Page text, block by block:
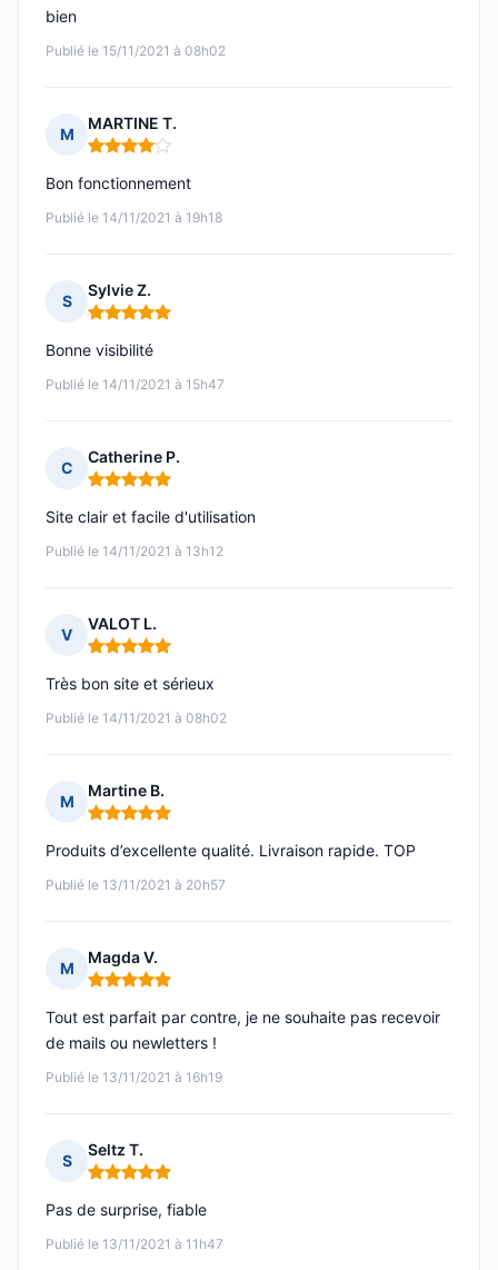
Publié le 15/11/2021 à 08h02
bien
M
MARTINE T.
Note : 4 sur 5
Publié le 14/11/2021 à 19h18
Bon fonctionnement
S
Sylvie Z.
Note : 5 sur 5
Publié le 14/11/2021 à 15h47
Bonne visibilité
C
Catherine P.
Note : 5 sur 5
Publié le 14/11/2021 à 13h12
Site clair et facile d'utilisation
V
VALOT L.
Note : 5 sur 5
Publié le 14/11/2021 à 08h02
Très bon site et sérieux
M
Martine B.
Note : 5 sur 5
Publié le 13/11/2021 à 20h57
Produits d’excellente qualité. Livraison rapide. TOP
M
Magda V.
Note : 5 sur 5
Publié le 13/11/2021 à 16h19
Tout est parfait par contre, je ne souhaite pas recevoir
de mails ou newletters !
S
Seltz T.
Note : 5 sur 5
Publié le 13/11/2021 à 11h47
Pas de surprise, fiable